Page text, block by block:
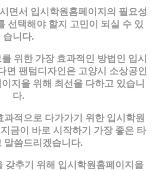
면서 입시학원홈페이지의 필요성
선택해야 할지 고민이 되실 수 있
습니다.
위한 가장 효과적인 방법인 입시
면 팬텀디자인은 고양시 소상공인
지을 위해 최선을 다하고 있습니
다.
적으로 다가가기 위한 입시학원
금이 바로 시작하기 가장 좋은 타
말씀드리겠습니다.
갖추기 위해 입시학원홈페이지을